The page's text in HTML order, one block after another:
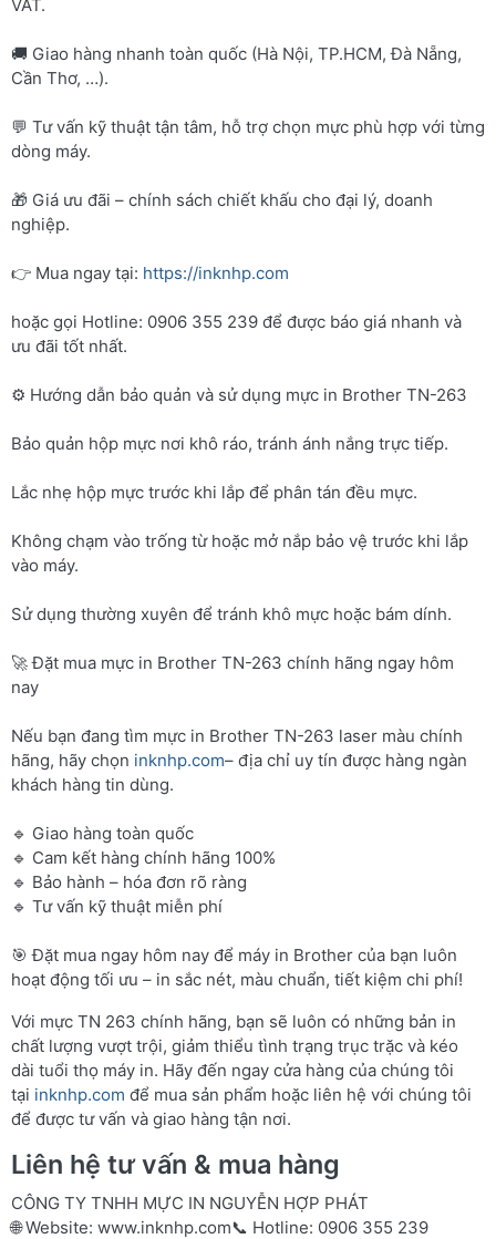
VAT.
🚚 Giao hàng nhanh toàn quốc (Hà Nội, TP.HCM, Đà Nẵng,
Cần Thơ, …).
💬 Tư vấn kỹ thuật tận tâm, hỗ trợ chọn mực phù hợp với từng
dòng máy.
🎁 Giá ưu đãi – chính sách chiết khấu cho đại lý, doanh
nghiệp.
👉 Mua ngay tại: https://inknhp.com
hoặc gọi Hotline: 0906 355 239 để được báo giá nhanh và
ưu đãi tốt nhất.
⚙️ Hướng dẫn bảo quản và sử dụng mực in Brother TN-263
Bảo quản hộp mực nơi khô ráo, tránh ánh nắng trực tiếp.
Lắc nhẹ hộp mực trước khi lắp để phân tán đều mực.
Không chạm vào trống từ hoặc mở nắp bảo vệ trước khi lắp
vào máy.
Sử dụng thường xuyên để tránh khô mực hoặc bám dính.
🚀 Đặt mua mực in Brother TN-263 chính hãng ngay hôm
nay
Nếu bạn đang tìm mực in Brother TN-263 laser màu chính
hãng, hãy chọn inknhp.com– địa chỉ uy tín được hàng ngàn
khách hàng tin dùng.
🔹 Giao hàng toàn quốc
🔹 Cam kết hàng chính hãng 100%
🔹 Bảo hành – hóa đơn rõ ràng
🔹 Tư vấn kỹ thuật miễn phí
🎯 Đặt mua ngay hôm nay để máy in Brother của bạn luôn
hoạt động tối ưu – in sắc nét, màu chuẩn, tiết kiệm chi phí!
Với mực TN 263 chính hãng, bạn sẽ luôn có những bản in
chất lượng vượt trội, giảm thiểu tình trạng trục trặc và kéo
dài tuổi thọ máy in. Hãy đến ngay cửa hàng của chúng tôi
tại inknhp.com để mua sản phẩm hoặc liên hệ với chúng tôi
để được tư vấn và giao hàng tận nơi.
Liên hệ tư vấn & mua hàng
CÔNG TY TNHH MỰC IN NGUYỄN HỢP PHÁT
🌐 Website: www.inknhp.com📞 Hotline: 0906 355 239